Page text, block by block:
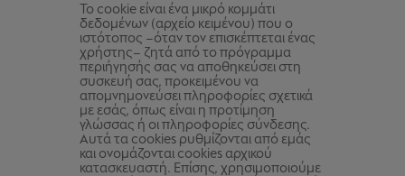
Το cookie είναι ένα μικρό κομμάτι
δεδομένων (αρχείο κειμένου) που ο
ιστότοπος –όταν τον επισκέπτεται ένας
χρήστης– ζητά από το πρόγραμμα
περιήγησής σας να αποθηκεύσει στη
συσκευή σας, προκειμένου να
απομνημονεύσει πληροφορίες σχετικά
με εσάς, όπως είναι η προτίμηση
γλώσσας ή οι πληροφορίες σύνδεσης.
Αυτά τα cookies ρυθμίζονται από εμάς
και ονομάζονται cookies αρχικού
κατασκευαστή. Επίσης, χρησιμοποιούμε